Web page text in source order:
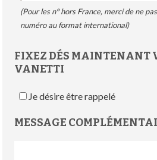
(Pour les n° hors France, merci de ne
numéro au format international)
FIXEZ DÉS MAINTENANT
VANETTI
Je désire être rappelé
MESSAGE